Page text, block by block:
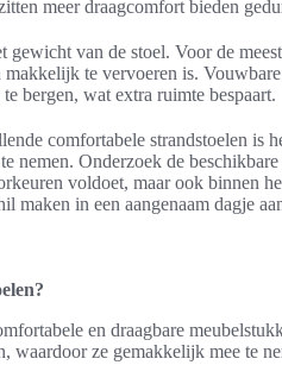
meer draagcomfort bieden
gewicht van de stoel. Voor de
makkelijk te vervoeren is.
bergen, wat extra ruimte bespaart.
comfortabele strandstoelen is
nemen. Onderzoek de
voldoet, maar ook binnen
maken in een aangenaam dagje
en draagbare
waardoor ze gemakkelijk mee te